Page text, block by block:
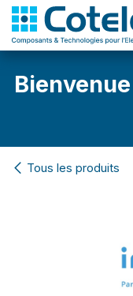
Tous les produits